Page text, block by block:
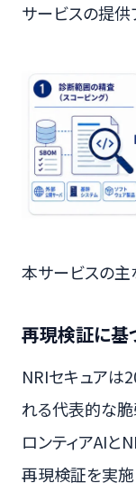
サービスの提供
本サービスの主
再現検証に基
NRIセキュアは
れる代表的な
ロンティアAIと
再現検証を実施